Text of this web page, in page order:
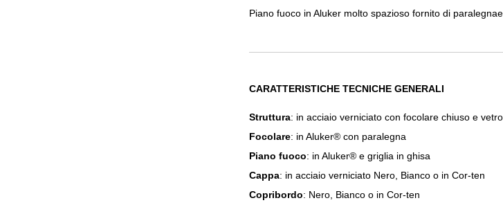
Piano fuoco in Aluker molto spazioso fornito di
CARATTERISTICHE TECNICHE GENERALI
Struttura: in acciaio verniciato con focolare chiuso e
Focolare: in Aluker® con paralegna
Piano fuoco: in Aluker® e griglia in ghisa
Cappa: in acciaio verniciato Nero, Bianco o in Cor-ten
Copribordo: Nero, Bianco o in Cor-ten